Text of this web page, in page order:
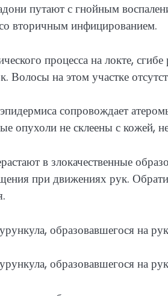
путают с гнойным
вторичным инфицированием.
процесса на локте,
Волосы на этом участке
сопровождает
опухоли не склеены с кожей,
в злокачественные
при движениях рук.